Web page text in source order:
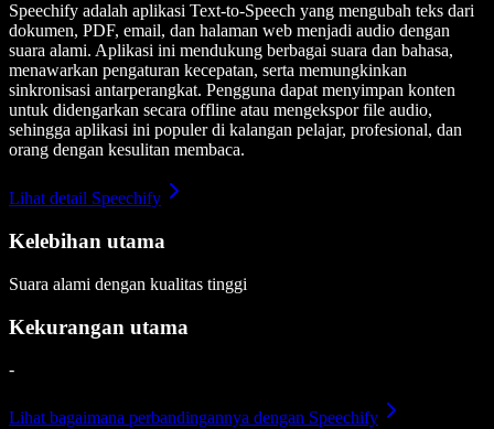
Speechify adalah aplikasi Text-to-Speech yang mengubah teks dari
dokumen, PDF, email, dan halaman web menjadi audio dengan
suara alami. Aplikasi ini mendukung berbagai suara dan bahasa,
menawarkan pengaturan kecepatan, serta memungkinkan
sinkronisasi antarperangkat. Pengguna dapat menyimpan konten
untuk didengarkan secara offline atau mengekspor file audio,
sehingga aplikasi ini populer di kalangan pelajar, profesional, dan
orang dengan kesulitan membaca.
Lihat detail Speechify
Kelebihan utama
Suara alami dengan kualitas tinggi
Kekurangan utama
-
Lihat bagaimana perbandingannya dengan Speechify